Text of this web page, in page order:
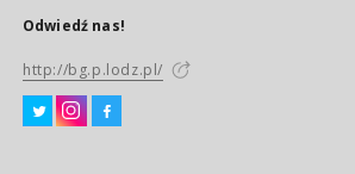
Odwiedź nas!
http://bg.p.lodz.pl/